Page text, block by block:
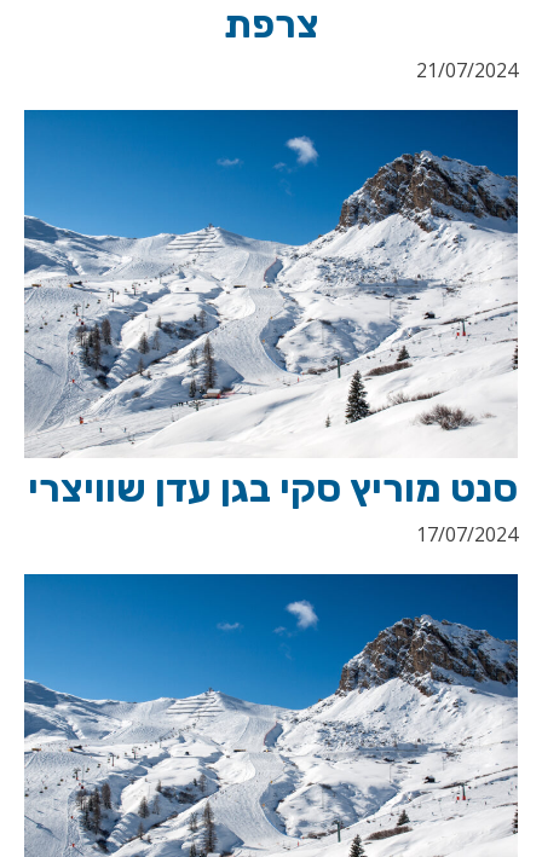
צרפת
21/07/2024
סנט מוריץ סקי בגן עדן שוויצרי
17/07/2024